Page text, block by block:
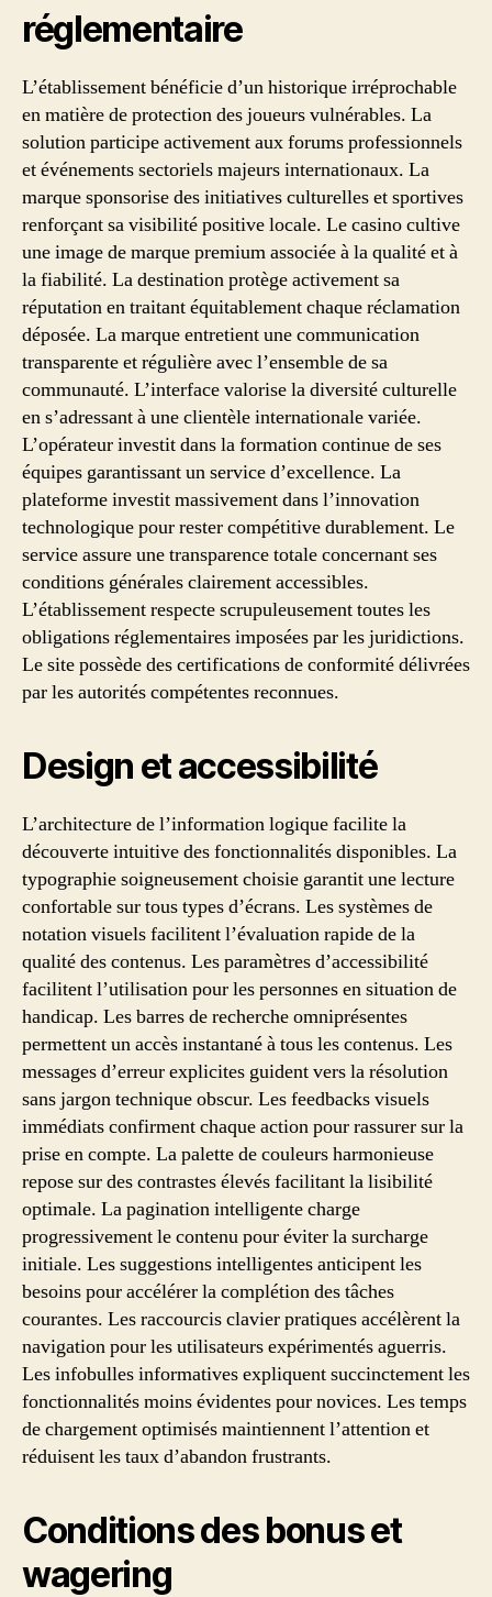
réglementaire
L’établissement bénéficie d’un historique irréprochable
en matière de protection des joueurs vulnérables. La
solution participe activement aux forums professionnels
et événements sectoriels majeurs internationaux. La
marque sponsorise des initiatives culturelles et sportives
renforçant sa visibilité positive locale. Le casino cultive
une image de marque premium associée à la qualité et à
la fiabilité. La destination protège activement sa
réputation en traitant équitablement chaque réclamation
déposée. La marque entretient une communication
transparente et régulière avec l’ensemble de sa
communauté. L’interface valorise la diversité culturelle
en s’adressant à une clientèle internationale variée.
L’opérateur investit dans la formation continue de ses
équipes garantissant un service d’excellence. La
plateforme investit massivement dans l’innovation
technologique pour rester compétitive durablement. Le
service assure une transparence totale concernant ses
conditions générales clairement accessibles.
L’établissement respecte scrupuleusement toutes les
obligations réglementaires imposées par les juridictions.
Le site possède des certifications de conformité délivrées
par les autorités compétentes reconnues.
Design et accessibilité
L’architecture de l’information logique facilite la
découverte intuitive des fonctionnalités disponibles. La
typographie soigneusement choisie garantit une lecture
confortable sur tous types d’écrans. Les systèmes de
notation visuels facilitent l’évaluation rapide de la
qualité des contenus. Les paramètres d’accessibilité
facilitent l’utilisation pour les personnes en situation de
handicap. Les barres de recherche omniprésentes
permettent un accès instantané à tous les contenus. Les
messages d’erreur explicites guident vers la résolution
sans jargon technique obscur. Les feedbacks visuels
immédiats confirment chaque action pour rassurer sur la
prise en compte. La palette de couleurs harmonieuse
repose sur des contrastes élevés facilitant la lisibilité
optimale. La pagination intelligente charge
progressivement le contenu pour éviter la surcharge
initiale. Les suggestions intelligentes anticipent les
besoins pour accélérer la complétion des tâches
courantes. Les raccourcis clavier pratiques accélèrent la
navigation pour les utilisateurs expérimentés aguerris.
Les infobulles informatives expliquent succinctement les
fonctionnalités moins évidentes pour novices. Les temps
de chargement optimisés maintiennent l’attention et
réduisent les taux d’abandon frustrants.
Conditions des bonus et
wagering